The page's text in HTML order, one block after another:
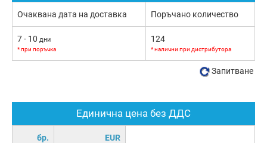
Единична цена без ДДС
бр. EUR
Очаквана дата на доставка Поръчано количество
7 - 10 дни
* при поръчка
124
* налични при дистрибутора
Запитване